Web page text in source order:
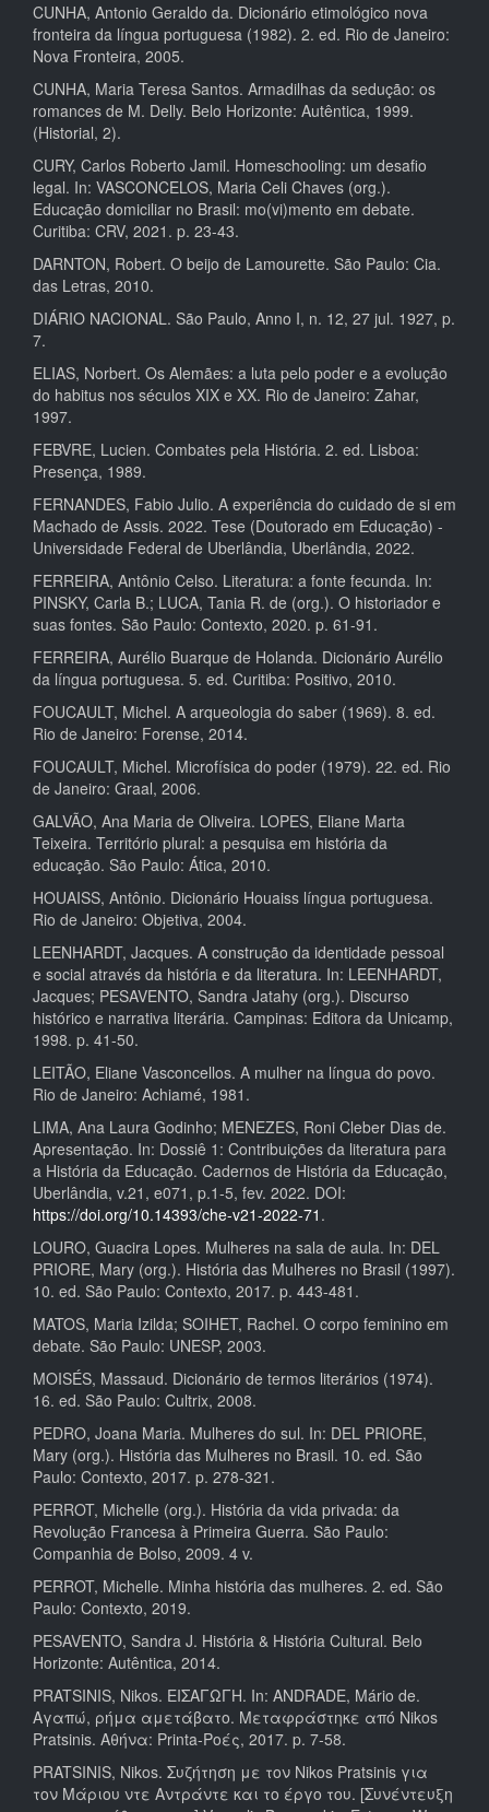
CUNHA, Antonio Geraldo da. Dicionário etimológico nova
fronteira da língua portuguesa (1982). 2. ed. Rio de Janeiro:
Nova Fronteira, 2005.
CUNHA, Maria Teresa Santos. Armadilhas da sedução: os
romances de M. Delly. Belo Horizonte: Autêntica, 1999.
(Historial, 2).
CURY, Carlos Roberto Jamil. Homeschooling: um desafio
legal. In: VASCONCELOS, Maria Celi Chaves (org.).
Educação domiciliar no Brasil: mo(vi)mento em debate.
Curitiba: CRV, 2021. p. 23-43.
DARNTON, Robert. O beijo de Lamourette. São Paulo: Cia.
das Letras, 2010.
DIÁRIO NACIONAL. São Paulo, Anno I, n. 12, 27 jul. 1927, p.
7.
ELIAS, Norbert. Os Alemães: a luta pelo poder e a evolução
do habitus nos séculos XIX e XX. Rio de Janeiro: Zahar,
1997.
FEBVRE, Lucien. Combates pela História. 2. ed. Lisboa:
Presença, 1989.
FERNANDES, Fabio Julio. A experiência do cuidado de si em
Machado de Assis. 2022. Tese (Doutorado em Educação) -
Universidade Federal de Uberlândia, Uberlândia, 2022.
FERREIRA, Antônio Celso. Literatura: a fonte fecunda. In:
PINSKY, Carla B.; LUCA, Tania R. de (org.). O historiador e
suas fontes. São Paulo: Contexto, 2020. p. 61-91.
FERREIRA, Aurélio Buarque de Holanda. Dicionário Aurélio
da língua portuguesa. 5. ed. Curitiba: Positivo, 2010.
FOUCAULT, Michel. A arqueologia do saber (1969). 8. ed.
Rio de Janeiro: Forense, 2014.
FOUCAULT, Michel. Microfísica do poder (1979). 22. ed. Rio
de Janeiro: Graal, 2006.
GALVÃO, Ana Maria de Oliveira. LOPES, Eliane Marta
Teixeira. Território plural: a pesquisa em história da
educação. São Paulo: Ática, 2010.
HOUAISS, Antônio. Dicionário Houaiss língua portuguesa.
Rio de Janeiro: Objetiva, 2004.
LEENHARDT, Jacques. A construção da identidade pessoal
e social através da história e da literatura. In: LEENHARDT,
Jacques; PESAVENTO, Sandra Jatahy (org.). Discurso
histórico e narrativa literária. Campinas: Editora da Unicamp,
1998. p. 41-50.
LEITÃO, Eliane Vasconcellos. A mulher na língua do povo.
Rio de Janeiro: Achiamé, 1981.
LIMA, Ana Laura Godinho; MENEZES, Roni Cleber Dias de.
Apresentação. In: Dossiê 1: Contribuições da literatura para
a História da Educação. Cadernos de História da Educação,
Uberlândia, v.21, e071, p.1-5, fev. 2022. DOI:
https://doi.org/10.14393/che-v21-2022-71 .
LOURO, Guacira Lopes. Mulheres na sala de aula. In: DEL
PRIORE, Mary (org.). História das Mulheres no Brasil (1997).
10. ed. São Paulo: Contexto, 2017. p. 443-481.
MATOS, Maria Izilda; SOIHET, Rachel. O corpo feminino em
debate. São Paulo: UNESP, 2003.
MOISÉS, Massaud. Dicionário de termos literários (1974).
16. ed. São Paulo: Cultrix, 2008.
PEDRO, Joana Maria. Mulheres do sul. In: DEL PRIORE,
Mary (org.). História das Mulheres no Brasil. 10. ed. São
Paulo: Contexto, 2017. p. 278-321.
PERROT, Michelle (org.). História da vida privada: da
Revolução Francesa à Primeira Guerra. São Paulo:
Companhia de Bolso, 2009. 4 v.
PERROT, Michelle. Minha história das mulheres. 2. ed. São
Paulo: Contexto, 2019.
PESAVENTO, Sandra J. História & História Cultural. Belo
Horizonte: Autêntica, 2014.
PRATSINIS, Nikos. ΕΙΣΑΓΩΓΗ. In: ANDRADE, Mário de.
Αγαπώ, ρήμα αμετάβατο. Μεταφράστηκε από Nikos
Pratsinis. Αθήνα: Printa-Ροές, 2017. p. 7-58.
PRATSINIS, Nikos. Συζήτηση με τον Nikos Pratsinis για
τον Μάριου ντε Αντράντε και το έργο του. [Συνέντευξη